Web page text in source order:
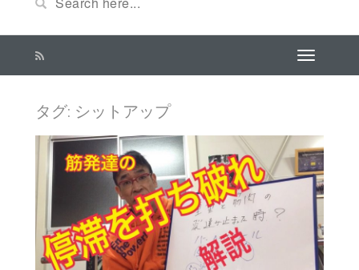
タグ: シットアップ